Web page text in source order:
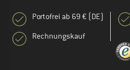
Portofrei ab 69 € (DE)
Rechnungskauf